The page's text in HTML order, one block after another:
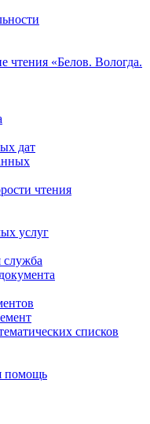
чтения «Белов. Вологда.
дат
чтения
услуг
служба
списков
помощь